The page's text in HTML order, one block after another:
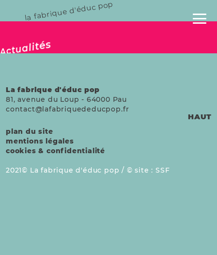
la fabrique d'éduc pop
publié le 29 fév. 2024
La fabrique d'éduc pop
81, avenue du Loup - 64000 Pau
contact@lafabriquededucpop.fr
plan du site
mentions légales
cookies & confidentialité
2021 La fabrique d'éduc pop / site :SSF
HAUT